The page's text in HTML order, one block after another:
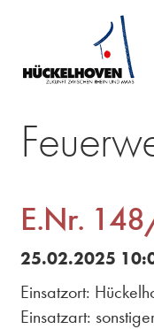
E.Nr.
25.02.2025
Einsatzort:
Einsatzart: